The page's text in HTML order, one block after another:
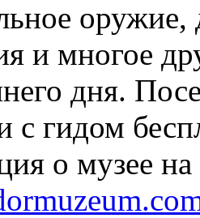
и многое
дня.
с гидом
о музее на